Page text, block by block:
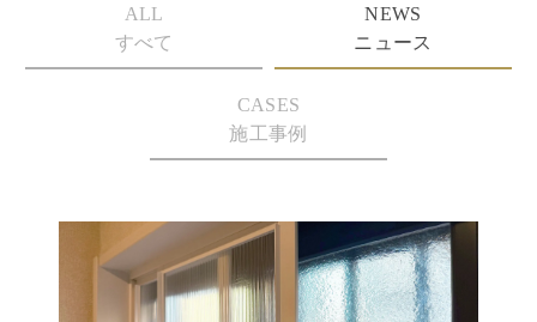
ALL
すべて
NEWS
ニュース
CASES
施工事例